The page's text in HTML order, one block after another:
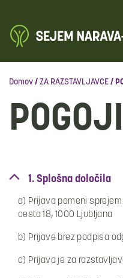
Domov / ZA RAZSTAVLJAVCE /
1. Splošna določila
a) Prijava pomeni
cesta 18, 1000 Ljubljana
b) Prijave brez podpisa
c) Prijava je za